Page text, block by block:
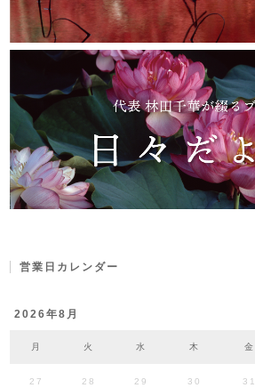
営業日カレンダー
2026年8月
月 火 水 木 金
27 28 29 30 31